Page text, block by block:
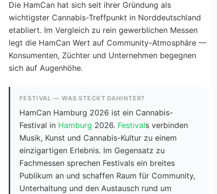
Die HamCan hat sich seit ihrer Gründung als
wichtigster Cannabis-Treffpunkt in Norddeutschland
etabliert. Im Vergleich zu rein gewerblichen Messen
legt die HamCan Wert auf Community-Atmosphäre —
Konsumenten, Züchter und Unternehmen begegnen
sich auf Augenhöhe.
FESTIVAL — WAS STECKT DAHINTER?
HamCan Hamburg 2026 ist ein Cannabis-
Festival in Hamburg 2026. Festivals verbinden
Musik, Kunst und Cannabis-Kultur zu einem
einzigartigen Erlebnis. Im Gegensatz zu
Fachmessen sprechen Festivals ein breites
Publikum an und schaffen Raum für Community,
Unterhaltung und den Austausch rund um